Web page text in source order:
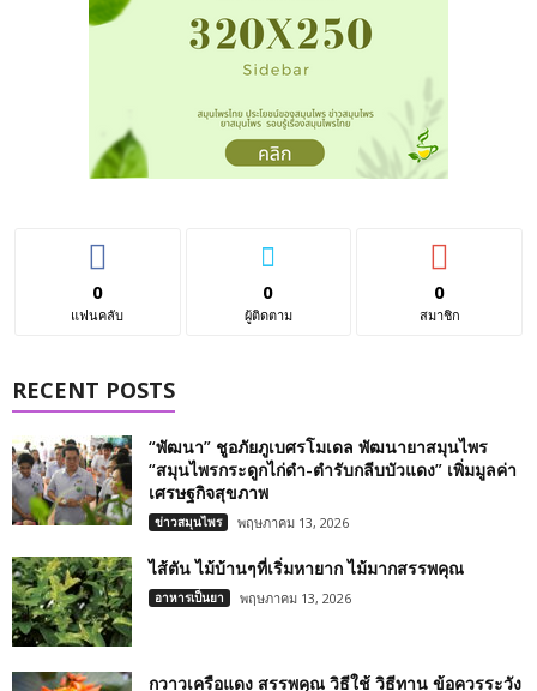
0
แฟนคลับ
0
ผู้ติดตาม
0
สมาชิก
RECENT POSTS
“พัฒนา” ชูอภัยภูเบศรโมเดล พัฒนายาสมุนไพร
“สมุนไพรกระดูกไก่ดำ-ตำรับกลีบบัวแดง” เพิ่มมูลค่า
เศรษฐกิจสุขภาพ
ข่าวสมุนไพร พฤษภาคม 13, 2026
ไส้ตัน ไม้บ้านๆที่เริ่มหายาก ไม้มากสรรพคุณ
อาหารเป็นยา พฤษภาคม 13, 2026
กวาวเครือแดง สรรพคุณ วิธีใช้ วิธีทาน ข้อควรระวัง